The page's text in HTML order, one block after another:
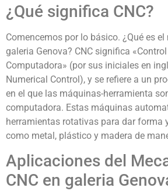
¿Qué significa CNC?
Comencemos por lo básico. ¿Qué es el
galeria Genova? CNC significa
Computadora» (por sus iniciales en
Numerical Control), y se refiere a un
en el que las máquinas-herramienta
computadora. Estas máquinas
herramientas rotativas para dar forma
como metal, plástico y madera de
Aplicaciones del
CNC en galeria